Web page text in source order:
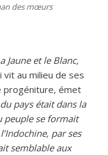
des mœurs
Jaune et le Blanc,
vit au milieu de ses
progéniture, émet
du pays était dans la
peuple se formait
par ses
semblable aux